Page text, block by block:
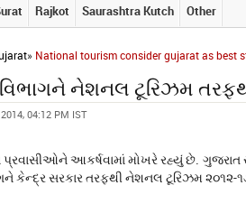
Rajkot Saurashtra Kutch Other
» National tourism consider gujarat as best
નેશનલ ટૂરિઝમ
04:12 PM IST
આકર્ષવામાં મોખરે રહ્યું છે.
કેન્દ્ર સરકાર તરફથી નેશનલ ટૂરિઝમ ૨૦૧૨-